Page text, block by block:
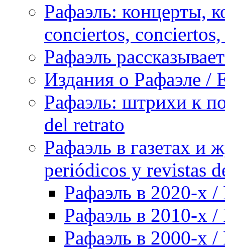
Рафаэль: концерты,
conciertos,
Рафаэль
Издания о Рафаэле /
Рафаэль: штрихи к
del retrato
Рафаэль в газетах и
periódicos y revistas
Рафаэль в 2020-х /
Рафаэль в 2010-х /
Рафаэль в 2000-х /